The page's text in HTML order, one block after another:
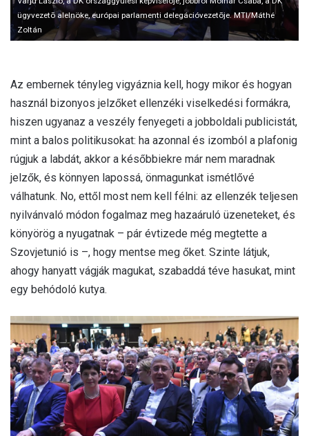
ügyvezetõ alelnöke, európai parlamenti delegációvezetõje. MTI/Máthé
Zoltán
Az embernek tényleg vigyáznia kell, hogy mikor és hogyan
használ bizonyos jelzőket ellenzéki viselkedési formákra,
hiszen ugyanaz a veszély fenyegeti a jobboldali publicistát,
mint a balos politikusokat: ha azonnal és izomból a plafonig
rúgjuk a labdát, akkor a későbbiekre már nem maradnak
jelzők, és könnyen lapossá, önmagunkat ismétlővé
válhatunk. No, ettől most nem kell félni: az ellenzék teljesen
nyilvánvaló módon fogalmaz meg hazaáruló üzeneteket, és
könyörög a nyugatnak – pár évtizede még megtette a
Szovjetunió is –, hogy mentse meg őket. Szinte látjuk,
ahogy hanyatt vágják magukat, szabaddá téve hasukat, mint
egy behódoló kutya.